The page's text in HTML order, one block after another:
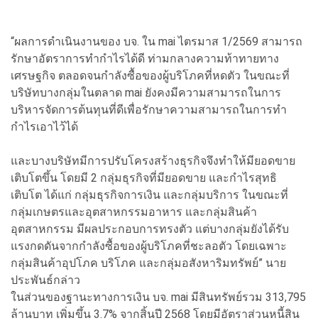
“ผลการดำเนินงานของ บจ. ใน mai ไตรมาส 1/2569 สามารถ
รักษาอัตราการทำกำไรได้ดี ท่ามกลางความท้าทายทาง
เศรษฐกิจ ตลอดจนกำลังซื้อของผู้บริโภคที่หดตัว ในขณะที่
บริษัทบางกลุ่มในตลาด mai ยังคงมีความสามารถในการ
บริหารจัดการต้นทุนที่ดีเพื่อรักษาความสามารถในการทำ
กำไรเอาไว้ได้
และบางบริษัทมีการปรับโครงสร้างธุรกิจจึงทำให้มียอดขาย
เติบโตขึ้น โดยมี 2 กลุ่มธุรกิจที่มียอดขาย และกำไรสุทธิ
เติบโต ได้แก่ กลุ่มธุรกิจการเงิน และกลุ่มบริการ ในขณะที่
กลุ่มเกษตรและอุตสาหกรรมอาหาร และกลุ่มสินค้า
อุตสาหกรรม มีผลประกอบการทรงตัว แต่บางกลุ่มยังได้รับ
แรงกดดันจากกำลังซื้อของผู้บริโภคที่ชะลอตัว โดยเฉพาะ
กลุ่มสินค้าอุปโภค บริโภค และกลุ่มอสังหาริมทรัพย์” นาย
ประพันธ์กล่าว
ในส่วนของฐานะทางการเงิน บจ. mai มีสินทรัพย์รวม 313,795
ล้านบาท เพิ่มขึ้น 3.7% จากสิ้นปี 2568 โดยมีอัตราส่วนหนี้สิน